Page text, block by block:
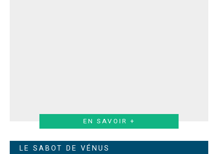
EN SAVOIR +
LE SABOT DE VÉNUS